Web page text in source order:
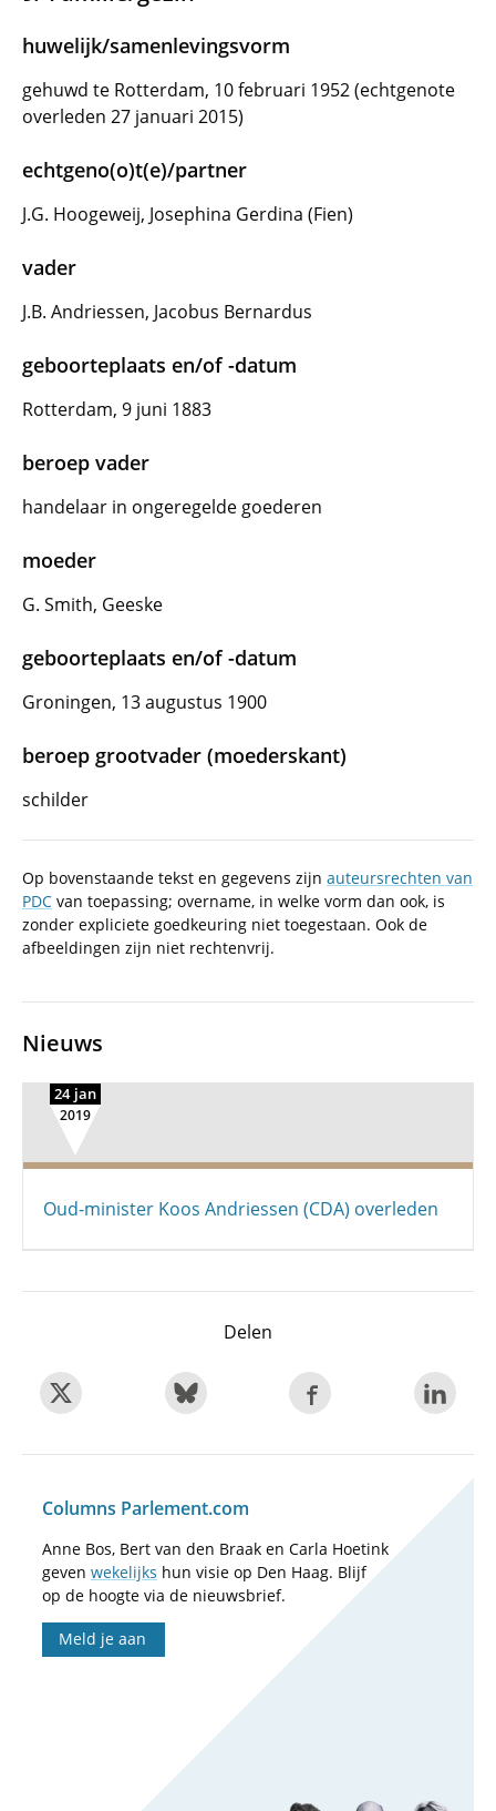
huwelijk/samenlevingsvorm
gehuwd te Rotterdam, 10 februari 1952 (echtgenote
overleden 27 januari 2015)
echtgeno(o)t(e)/partner
J.G. Hoogeweij, Josephina Gerdina (Fien)
vader
J.B. Andriessen, Jacobus Bernardus
geboorteplaats en/of -datum
Rotterdam, 9 juni 1883
beroep vader
handelaar in ongeregelde goederen
moeder
G. Smith, Geeske
geboorteplaats en/of -datum
Groningen, 13 augustus 1900
beroep grootvader (moederskant)
schilder
Op bovenstaande tekst en gegevens zijn auteursrechten van
PDC van toepassing; overname, in welke vorm dan ook, is
zonder expliciete goedkeuring niet toegestaan. Ook de
afbeeldingen zijn niet rechtenvrij.
Nieuws
24 jan
2019
Oud-minister Koos Andriessen (CDA) overleden
Delen
Columns Parlement.com
Anne Bos, Bert van den Braak en Carla Hoetink
geven wekelijks hun visie op Den Haag. Blijf
op de hoogte via de nieuwsbrief.
Meld je aan